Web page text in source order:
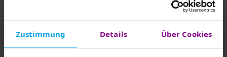
Zustimmung Details Über Cookies
In unseren FAQs finden Sie alles, was Sie wissen
wollen, zum Beispiel: